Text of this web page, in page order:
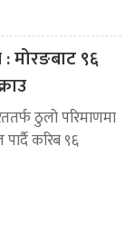
मोरङबाट ९६
ठुलो परिमाणमा
करिब ९६